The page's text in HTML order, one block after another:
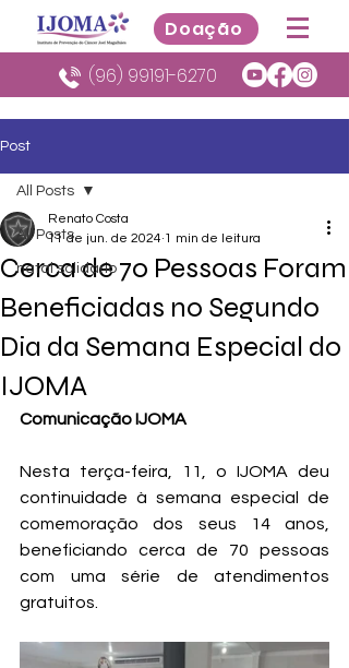
(96) 99191-6270
Doação
Post
All Posts
natal solidario
All Posts
Cerca de 70 Pessoas Foram
Beneficiadas no Segundo
Dia da Semana Especial do
IJOMA
Renato Costa
11 de jun. de 2024 1 min de leitura
Comunicação IJOMA
Nesta terça-feira, 11, o IJOMA deu
continuidade à semana especial de
comemoração dos seus 14 anos,
beneficiando cerca de 70 pessoas
com uma série de atendimentos
gratuitos.